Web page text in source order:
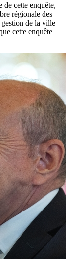
de cette enquête,
régionale des
de la ville
cette enquête